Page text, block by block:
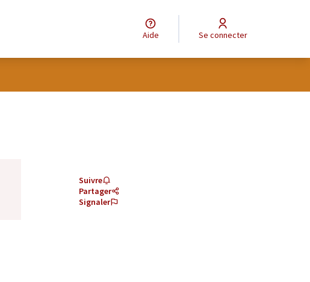
Aide Se connecter
Suivre
Partager
Signaler